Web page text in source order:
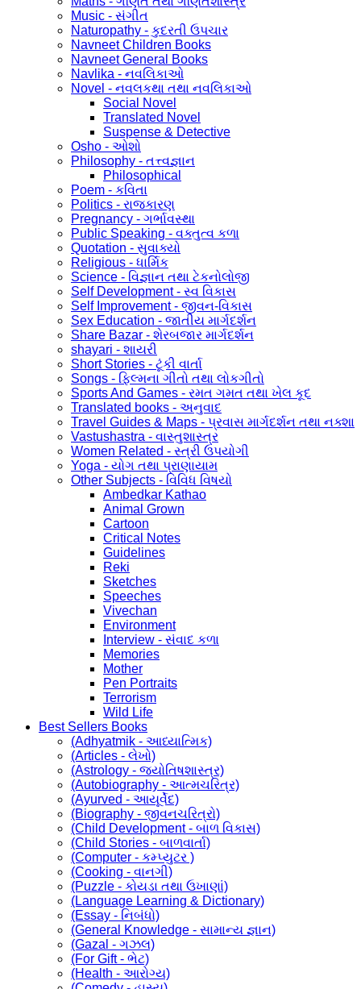
Music - સંગીત
Naturopathy - કુદરતી ઉપચાર
Navneet Children Books
Navneet General Books
Navlika - નવલિકાઓ
Novel - નવલકથા તથા નવલિકાઓ
Social Novel
Translated Novel
Suspense & Detective
Osho - ઓશો
Philosophy - તત્ત્વજ્ઞાન
Philosophical
Poem - કવિતા
Politics - રાજકારણ
Pregnancy - ગર્ભાવસ્થા
Public Speaking - વક્તુત્વ કળા
Quotation - સુવાક્યો
Religious - ધાર્મિક
Science - વિજ્ઞાન તથા ટેકનોલોજી
Self Development - સ્વ વિકાસ
Self Improvement - જીવન-વિકાસ
Sex Education - જાતીય માર્ગદર્શન
Share Bazar - શેરબજાર માર્ગદર્શન
shayari - શાયરી
Short Stories - ટૂંકી વાર્તા
Songs - ફિલ્મના ગીતો તથા લોકગીતો
Sports And Games - રમત ગમત તથા ખેલ કૂદ
Translated books - અનુવાદ
Travel Guides & Maps - પ્રવાસ માર્ગદર્શન તથા નક્શા
Vastushastra - વાસ્તુશાસ્ત્ર
Women Related - સ્ત્રી ઉપયોગી
Yoga - યોગ તથા પ્રાણાયામ
Other Subjects - વિવિધ વિષયો
Ambedkar Kathao
Animal Grown
Cartoon
Critical Notes
Guidelines
Reki
Sketches
Speeches
Vivechan
Environment
Interview - સંવાદ કળા
Memories
Mother
Pen Portraits
Terrorism
Wild Life
Best Sellers Books
(Adhyatmik - આધ્યાત્મિક)
(Articles - લેખો)
(Astrology - જ્યોતિષશાસ્ત્ર)
(Autobiography - આત્મચરિત્ર)
(Ayurved - આયૂર્વેદ)
(Biography - જીવનચરિત્રો)
(Child Development - બાળ વિકાસ)
(Child Stories - બાળવાર્તા)
(Computer - કમ્પ્યુટર )
(Cooking - વાનગી)
(Puzzle - કોયડા તથા ઉખાણાં)
(Language Learning & Dictionary)
(Essay - નિબંધો)
(General Knowledge - સામાન્ય જ્ઞાન)
(Gazal - ગઝલ)
(For Gift - ભેટ)
(Health - આરોગ્ય)